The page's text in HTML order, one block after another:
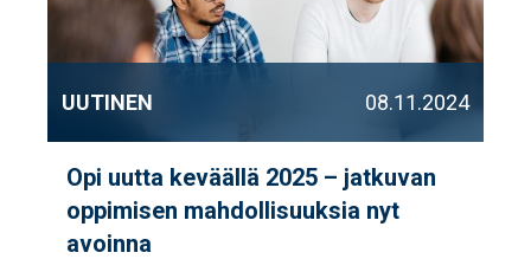
UUTINEN 08.11.2024
Opi uutta keväällä 2025 – jatkuvan
oppimisen mahdollisuuksia nyt
avoinna